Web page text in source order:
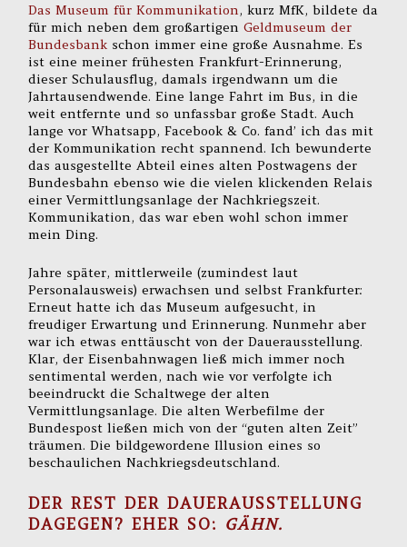
Das Museum für Kommunikation , kurz MfK, bildete da
für mich neben dem großartigenGeldmuseum der
Bundesbank schon immer eine große Ausnahme. Es
ist eine meiner frühesten Frankfurt-Erinnerung,
dieser Schulausflug, damals irgendwann um die
Jahrtausendwende. Eine lange Fahrt im Bus, in die
weit entfernte und so unfassbar große Stadt. Auch
lange vor Whatsapp, Facebook & Co. fand’ ich das mit
der Kommunikation recht spannend. Ich bewunderte
das ausgestellte Abteil eines alten Postwagens der
Bundesbahn ebenso wie die vielen klickenden Relais
einer Vermittlungsanlage der Nachkriegszeit.
Kommunikation, das war eben wohl schon immer
mein Ding.
Jahre später, mittlerweile (zumindest laut
Personalausweis) erwachsen und selbst Frankfurter:
Erneut hatte ich das Museum aufgesucht, in
freudiger Erwartung und Erinnerung. Nunmehr aber
war ich etwas enttäuscht von der Dauerausstellung.
Klar, der Eisenbahnwagen ließ mich immer noch
sentimental werden, nach wie vor verfolgte ich
beeindruckt die Schaltwege der alten
Vermittlungsanlage. Die alten Werbefilme der
Bundespost ließen mich von der “guten alten Zeit”
träumen. Die bildgewordene Illusion eines so
beschaulichen Nachkriegsdeutschland.
DER REST DER DAUERAUSSTELLUNG
DAGEGEN? EHER SO: GÄHN.